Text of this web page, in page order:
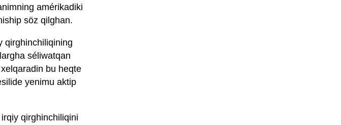
amérikadiki
söz qilghan.
qirghinchiliqining
séliwatqan
bu heqte
yenimu aktip
qirghinchiliqini